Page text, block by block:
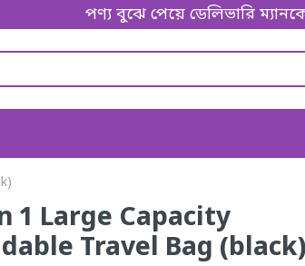
পণ্য বুঝে পেয়ে ডেলিভারি ম্যানকে পেমেন্ট
1 Large Capacity
Travel Bag (black)